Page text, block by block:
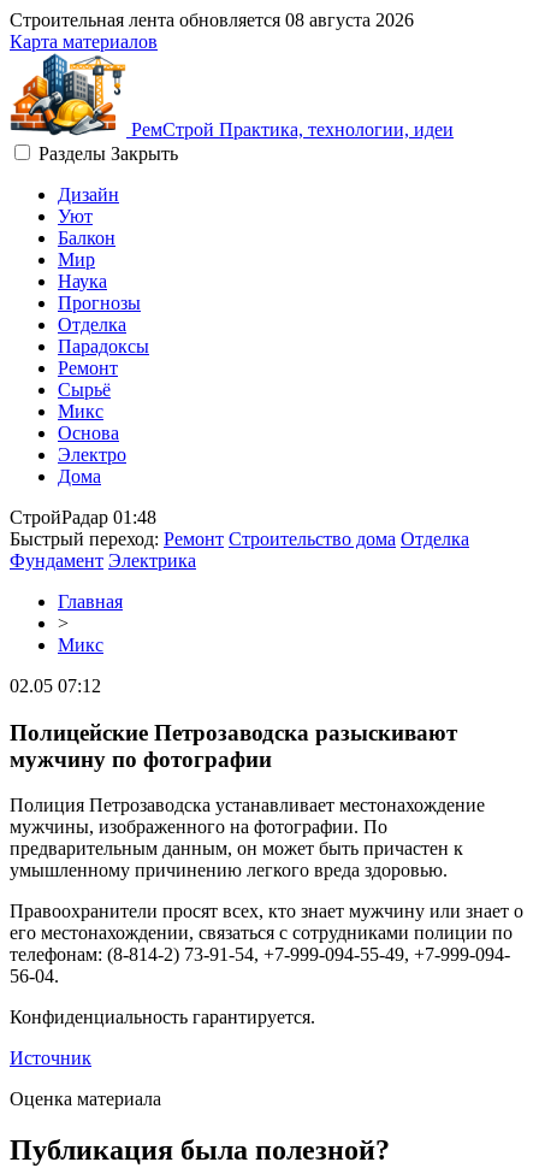
Строительная лента обновляется 08 августа 2026
Карта материалов
РемСтрой Практика, технологии, идеи
Разделы Закрыть
Дизайн
Уют
Балкон
Мир
Наука
Прогнозы
Отделка
Парадоксы
Ремонт
Сырьё
Микс
Основа
Электро
Дома
СтройРадар 01:48
Быстрый переход: Ремонт Строительство дома Отделка
Фундамент Электрика
Главная
>
Микс
02.05 07:12
Полицейские Петрозаводска разыскивают
мужчину по фотографии
Полиция Петрозаводска устанавливает местонахождение
мужчины, изображенного на фотографии. По
предварительным данным, он может быть причастен к
умышленному причинению легкого вреда здоровью.
Правоохранители просят всех, кто знает мужчину или знает о
его местонахождении, связаться с сотрудниками полиции по
телефонам: (8-814-2) 73-91-54, +7-999-094-55-49, +7-999-094-
56-04.
Конфиденциальность гарантируется.
Источник
Оценка материала
Публикация была полезной?